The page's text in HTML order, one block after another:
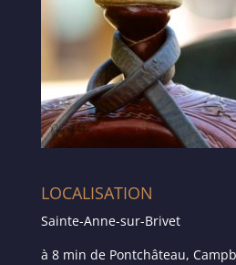
LOCALISATION
Sainte-Anne-sur-Brivet
à 8 min de Pontchâteau,